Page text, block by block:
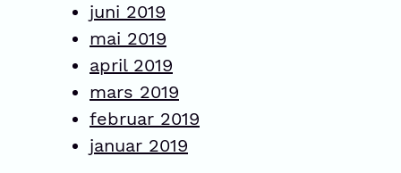
juni 2019
mai 2019
april 2019
mars 2019
februar 2019
januar 2019